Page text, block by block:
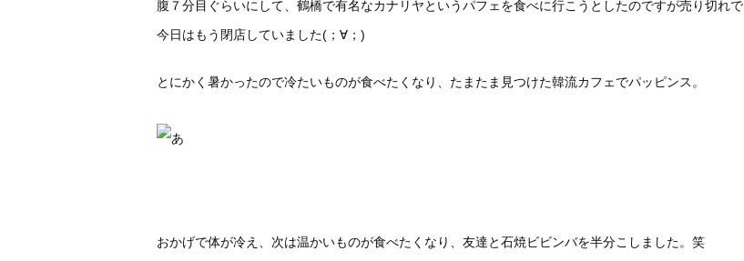
腹７分目ぐらいにして、鶴橋で有名なカナリヤというパフェを食べに行こうとしたのですが売り切れで
今日はもう閉店していました(；∀；)
とにかく暑かったので冷たいものが食べたくなり、たまたま見つけた韓流カフェでパッピンス。
おかげで体が冷え、次は温かいものが食べたくなり、友達と石焼ビビンバを半分こしました。笑